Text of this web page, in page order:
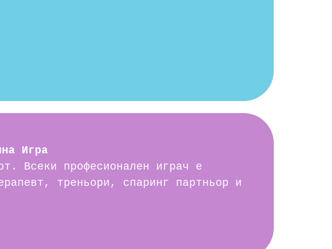
Игра
Всеки професионален играч е
треньори, спаринг партньор и